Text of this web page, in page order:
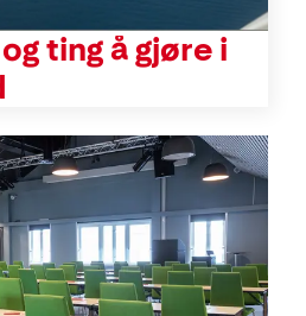
ting å gjøre i